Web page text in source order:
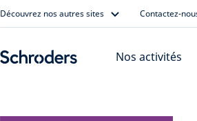
Découvrez nos autres sites Contactez-
Nos activités